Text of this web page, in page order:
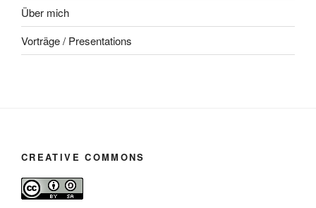
Über mich
Vorträge / Presentations
CREATIVE COMMONS